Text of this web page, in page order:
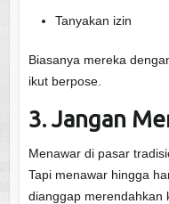
Tanyakan izin
Biasanya mereka
ikut berpose.
3. Jangan
Menawar di pasar
Tapi menawar hingga
dianggap merendahkan